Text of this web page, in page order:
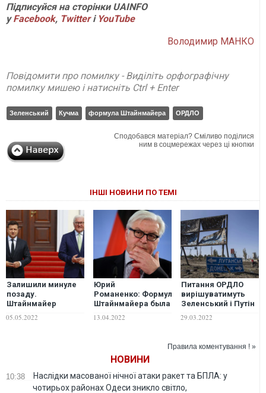
Підписуйся на сторінки UAINFO
уFacebook, Twitter і YouTube
Володимир МАНКО
Повідомити про помилку - Виділіть орфографічну
помилку мишею і натисніть Ctrl + Enter
Зеленський Кучма формула Штайнмайера ОРДЛО
Сподобався матеріал? Сміливо поділися
ним в соцмережах через ці кнопки
ІНШІ НОВИНИ ПО ТЕМІ
Залишили минуле
позаду.
Штайнмайер
Зеленському
05.05.2022
Юрий
Романенко: Формула
Штайнмайера была
разрушения
13.04.2022
Питання ОРДЛО
вирішуватимуть
Зеленський і Путін
двосторонніх
29.03.2022
Правила коментування ! »
НОВИНИ
10:38
Наслідки масованої нічної атаки ракет та БПЛА: у
чотирьох районах Одеси зникло світло,